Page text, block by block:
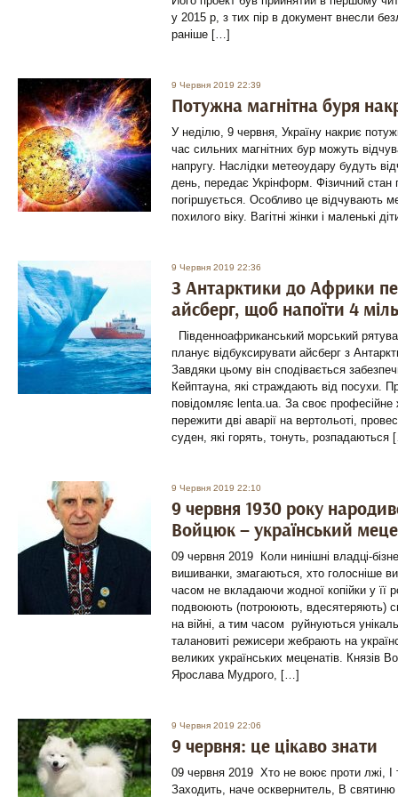
у 2015 р, з тих пір в документ внесли
раніше […]
9 Червня 2019 22:39
Потужна магнітна буря
У неділю, 9 червня, Україну накриє
час сильних магнітних бур можуть
напругу. Наслідки метеоудару будуть
день, передає Укрінформ. Фізичний стан
погіршується. Особливо це відчувають
похилого віку. Вагітні жінки і маленькі
9 Червня 2019 22:36
З Антарктики до Африки
айсберг, щоб напоїти 4
Південноафриканський морський
планує відбуксирувати айсберг з
Завдяки цьому він сподівається
Кейптауна, які страждають від посухи.
повідомляє lenta.ua. За своє
пережити дві аварії на вертольоті,
суден, які горять, тонуть, розпадаються
9 Червня 2019 22:10
9 червня 1930 року
Войцюк – український
09 червня 2019 Коли нинішні владці-
вишиванки, змагаються, хто голосніше
часом не вкладаючи жодної копійки у її
подвоюють (потроюють, вдесятеряють)
на війні, а тим часом руйнуються
талановиті режисери жебрають на
великих українських меценатів. Князів
Ярослава Мудрого, […]
9 Червня 2019 22:06
9 червня: це цікаво знати
09 червня 2019 Хто не воює проти лжі, І
Заходить, наче осквернитель, В святиню